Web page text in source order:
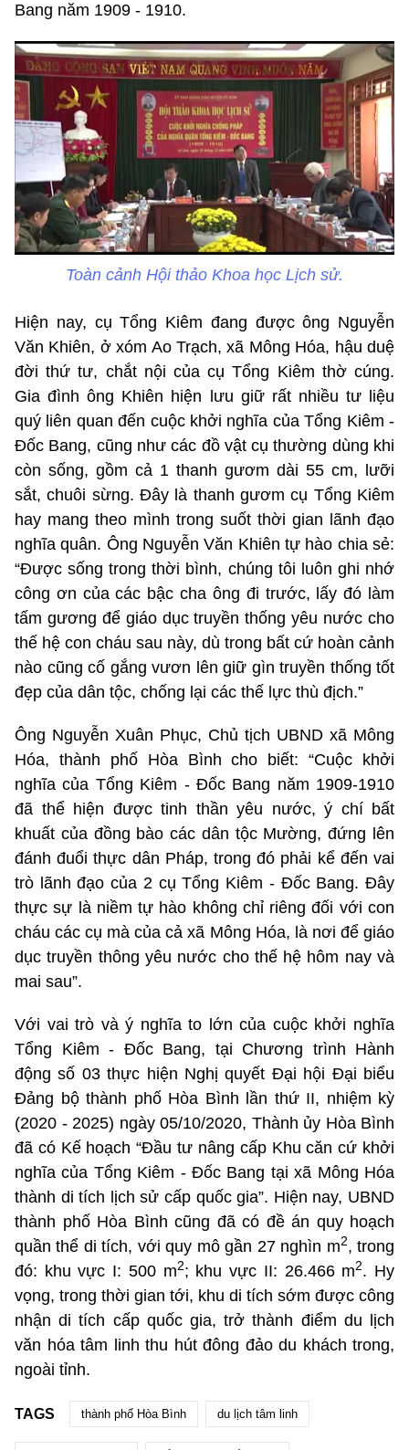
Bang năm 1909 - 1910.
Toàn cảnh Hội thảo Khoa học Lịch sử.
Hiện nay, cụ Tổng Kiêm đang được ông Nguyễn
Văn Khiên, ở xóm Ao Trạch, xã Mông Hóa, hậu duệ
đời thứ tư, chắt nội của cụ Tổng Kiêm thờ cúng.
Gia đình ông Khiên hiện lưu giữ rất nhiều tư liệu
quý liên quan đến cuộc khởi nghĩa của Tổng Kiêm -
Đốc Bang, cũng như các đồ vật cụ thường dùng khi
còn sống, gồm cả 1 thanh gươm dài 55 cm, lưỡi
sắt, chuôi sừng. Đây là thanh gươm cụ Tổng Kiêm
hay mang theo mình trong suốt thời gian lãnh đạo
nghĩa quân. Ông Nguyễn Văn Khiên tự hào chia sẻ:
“Được sống trong thời bình, chúng tôi luôn ghi nhớ
công ơn của các bậc cha ông đi trước, lấy đó làm
tấm gương để giáo dục truyền thống yêu nước cho
thế hệ con cháu sau này, dù trong bất cứ hoàn cảnh
nào cũng cố gắng vươn lên giữ gìn truyền thống tốt
đẹp của dân tộc, chống lại các thế lực thù địch.”
Ông Nguyễn Xuân Phục, Chủ tịch UBND xã Mông
Hóa, thành phố Hòa Bình cho biết: “Cuộc khởi
nghĩa của Tổng Kiêm - Đốc Bang năm 1909-1910
đã thể hiện được tinh thần yêu nước, ý chí bất
khuất của đồng bào các dân tộc Mường, đứng lên
đánh đuổi thực dân Pháp, trong đó phải kể đến vai
trò lãnh đạo của 2 cụ Tổng Kiêm - Đốc Bang. Đây
thực sự là niềm tự hào không chỉ riêng đối với con
cháu các cụ mà của cả xã Mông Hóa, là nơi để giáo
dục truyền thông yêu nước cho thế hệ hôm nay và
mai sau”.
Với vai trò và ý nghĩa to lớn của cuộc khởi nghĩa
Tổng Kiêm - Đốc Bang, tại Chương trình Hành
động số 03 thực hiện Nghị quyết Đại hội Đại biểu
Đảng bộ thành phố Hòa Bình lần thứ II, nhiệm kỳ
(2020 - 2025) ngày 05/10/2020, Thành ủy Hòa Bình
đã có Kế hoạch “Đầu tư nâng cấp Khu căn cứ khởi
nghĩa của Tổng Kiêm - Đốc Bang tại xã Mông Hóa
thành di tích lịch sử cấp quốc gia”. Hiện nay, UBND
thành phố Hòa Bình cũng đã có đề án quy hoạch
quần thể di tích, với quy mô gần 27 nghìn m2, trong
đó: khu vực I: 500 m2; khu vực II: 26.466 m2. Hy
vọng, trong thời gian tới, khu di tích sớm được công
nhận di tích cấp quốc gia, trở thành điểm du lịch
văn hóa tâm linh thu hút đông đảo du khách trong,
ngoài tỉnh.
TAGS thành phố Hòa Bình du lịch tâm linh